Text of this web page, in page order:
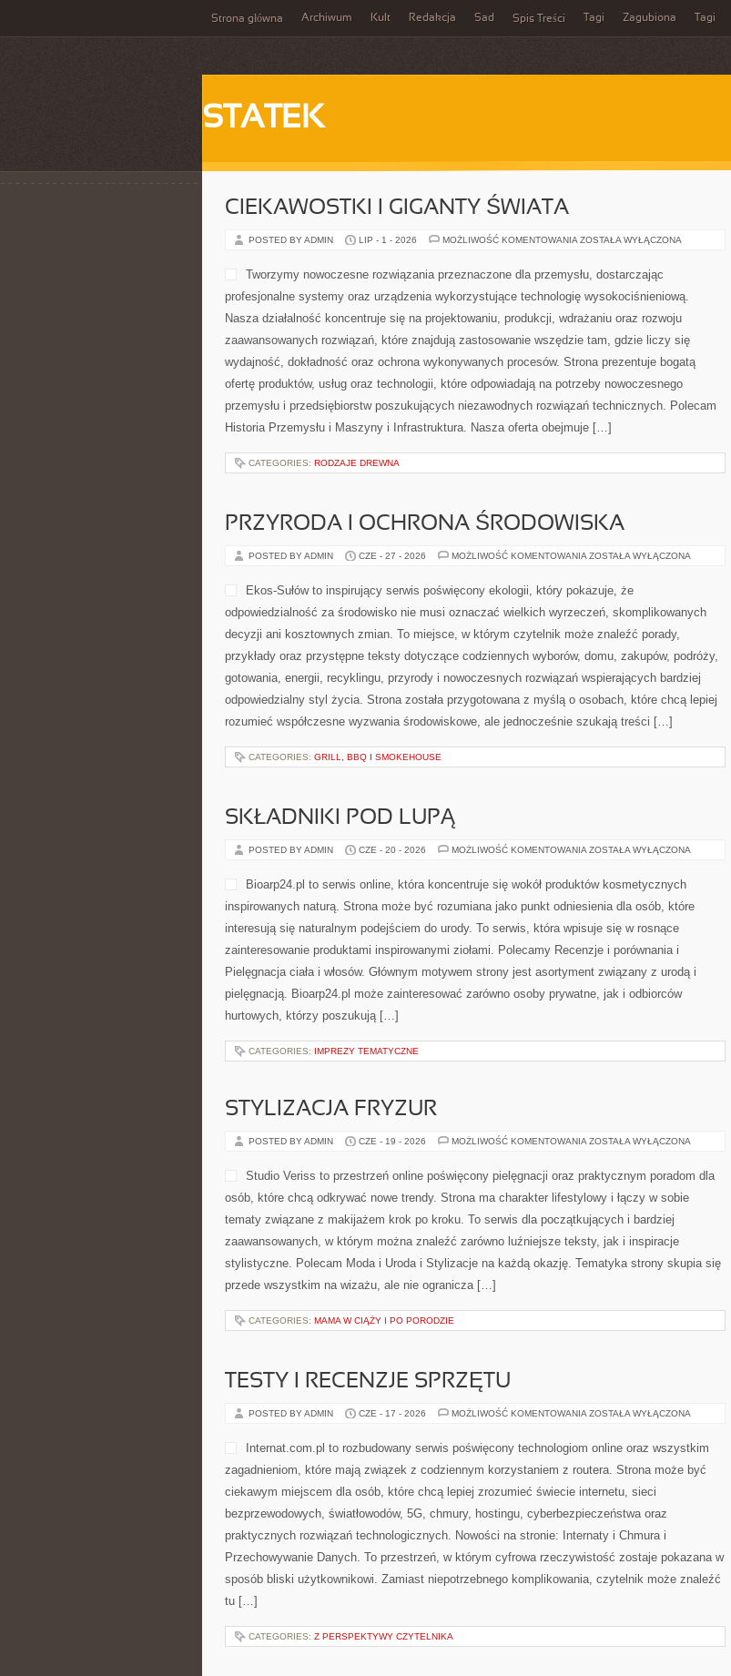
Strona główna Archiwum Kult Redakcja Sad Spis Treści Tagi Zagubiona Tagi
STATEK
CIEKAWOSTKI I GIGANTY ŚWIATA
POSTED BY ADMIN LIP - 1 - 2026 MOŻLIWOŚĆ KOMENTOWANIA CIEKAWOSTKI
ŚWIATA
ZOSTAŁA WYŁĄCZONA
Tworzymy nowoczesne rozwiązania przeznaczone dla przemysłu, dostarczając
profesjonalne systemy oraz urządzenia wykorzystujące technologię wysokociśnieniową.
Nasza działalność koncentruje się na projektowaniu, produkcji, wdrażaniu oraz rozwoju
zaawansowanych rozwiązań, które znajdują zastosowanie wszędzie tam, gdzie liczy się
wydajność, dokładność oraz ochrona wykonywanych procesów. Strona prezentuje bogatą
ofertę produktów, usług oraz technologii, które odpowiadają na potrzeby nowoczesnego
przemysłu i przedsiębiorstw poszukujących niezawodnych rozwiązań technicznych. Polecam
Historia Przemysłu i Maszyny i Infrastruktura. Nasza oferta obejmuje […]
CATEGORIES: RODZAJE DREWNA
PRZYRODA I OCHRONA ŚRODOWISKA
POSTED BY ADMIN CZE - 27 - 2026 MOŻLIWOŚĆ KOMENTOWANIA PRZYRODA
ŚRODOWISKA
ZOSTAŁA WYŁĄCZONA
Ekos-Sułów to inspirujący serwis poświęcony ekologii, który pokazuje, że
odpowiedzialność za środowisko nie musi oznaczać wielkich wyrzeczeń, skomplikowanych
decyzji ani kosztownych zmian. To miejsce, w którym czytelnik może znaleźć porady,
przykłady oraz przystępne teksty dotyczące codziennych wyborów, domu, zakupów, podróży,
gotowania, energii, recyklingu, przyrody i nowoczesnych rozwiązań wspierających bardziej
odpowiedzialny styl życia. Strona została przygotowana z myślą o osobach, które chcą lepiej
rozumieć współczesne wyzwania środowiskowe, ale jednocześnie szukają treści […]
CATEGORIES: GRILL, BBQ I SMOKEHOUSE
SKŁADNIKI POD LUPĄ
POSTED BY ADMIN CZE - 20 - 2026 MOŻLIWOŚĆ KOMENTOWANIA SKŁADNIKI
ZOSTAŁA WYŁĄCZONA
Bioarp24.pl to serwis online, która koncentruje się wokół produktów kosmetycznych
inspirowanych naturą. Strona może być rozumiana jako punkt odniesienia dla osób, które
interesują się naturalnym podejściem do urody. To serwis, która wpisuje się w rosnące
zainteresowanie produktami inspirowanymi ziołami. Polecamy Recenzje i porównania i
Pielęgnacja ciała i włosów. Głównym motywem strony jest asortyment związany z urodą i
pielęgnacją. Bioarp24.pl może zainteresować zarówno osoby prywatne, jak i odbiorców
hurtowych, którzy poszukują […]
CATEGORIES: IMPREZY TEMATYCZNE
STYLIZACJA FRYZUR
POSTED BY ADMIN CZE - 19 - 2026 MOŻLIWOŚĆ KOMENTOWANIA STYLIZACJA
ZOSTAŁA WYŁĄCZONA
Studio Veriss to przestrzeń online poświęcony pielęgnacji oraz praktycznym poradom dla
osób, które chcą odkrywać nowe trendy. Strona ma charakter lifestylowy i łączy w sobie
tematy związane z makijażem krok po kroku. To serwis dla początkujących i bardziej
zaawansowanych, w którym można znaleźć zarówno luźniejsze teksty, jak i inspiracje
stylistyczne. Polecam Moda i Uroda i Stylizacje na każdą okazję. Tematyka strony skupia się
przede wszystkim na wizażu, ale nie ogranicza […]
CATEGORIES: MAMA W CIĄŻY I PO PORODZIE
TESTY I RECENZJE SPRZĘTU
POSTED BY ADMIN CZE - 17 - 2026 MOŻLIWOŚĆ KOMENTOWANIA TESTY
SPRZĘTU
ZOSTAŁA WYŁĄCZONA
Internat.com.pl to rozbudowany serwis poświęcony technologiom online oraz wszystkim
zagadnieniom, które mają związek z codziennym korzystaniem z routera. Strona może być
ciekawym miejscem dla osób, które chcą lepiej zrozumieć świecie internetu, sieci
bezprzewodowych, światłowodów, 5G, chmury, hostingu, cyberbezpieczeństwa oraz
praktycznych rozwiązań technologicznych. Nowości na stronie: Internaty i Chmura i
Przechowywanie Danych. To przestrzeń, w którym cyfrowa rzeczywistość zostaje pokazana w
sposób bliski użytkownikowi. Zamiast niepotrzebnego komplikowania, czytelnik może znaleźć
tu […]
CATEGORIES: Z PERSPEKTYWY CZYTELNIKA